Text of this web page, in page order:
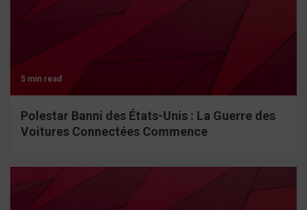
5 min read
Polestar Banni des États-Unis : La Guerre des
Voitures Connectées Commence